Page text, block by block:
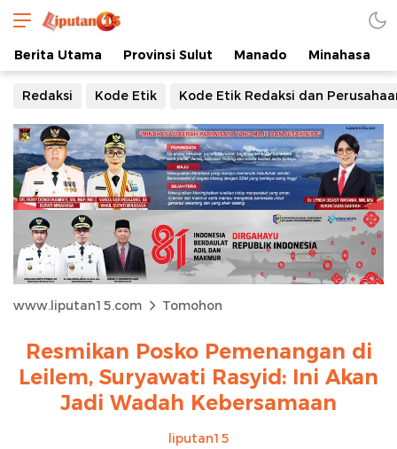
Berita Utama Provinsi Sulut Manado Minahasa
Redaksi Kode Etik Kode Etik Redaksi dan
www.liputan15.com Tomohon
Resmikan Posko Pemenangan di
Leilem, Suryawati Rasyid: Ini Akan
Jadi Wadah Kebersamaan
liputan15